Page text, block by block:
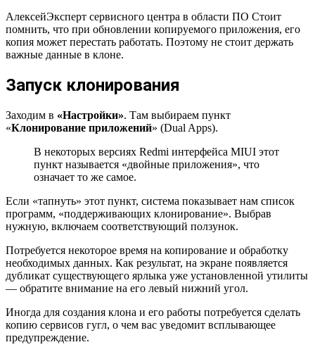
АлексейЭксперт сервисного центра в области ПО Стоит
помнить, что при обновлении копируемого приложения, его
копия может перестать работать. Поэтому не стоит держать
важные данные в клоне.
Запуск клонирования
Заходим в «Настройки». Там выбираем пункт
«Клонирование приложений» (Dual Apps).
В некоторых версиях Redmi интерфейса MIUI этот
пункт называется «двойные приложения», что
означает то же самое.
Если «тапнуть» этот пункт, система показывает нам список
программ, «поддерживающих клонирование». Выбрав
нужную, включаем соответствующий ползунок.
Потребуется некоторое время на копирование и обработку
необходимых данных. Как результат, на экране появляется
дубликат существующего ярлыка уже установленной утилиты
— обратите внимание на его левый нижний угол.
Иногда для создания клона и его работы потребуется сделать
копию сервисов гугл, о чем вас уведомит всплывающее
предупреждение.